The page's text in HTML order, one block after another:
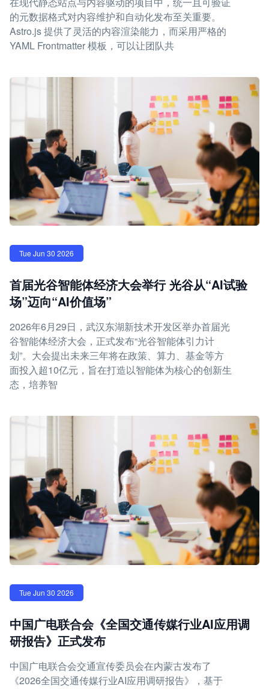
的元数据格式对内容维护和自动化发布至关重要。
Astro.js 提供了灵活的内容渲染能力，而采用严格的
YAML Frontmatter 模板，可以让团队共
Tue Jun 30 2026
首届光谷智能体经济大会举行 光谷从“AI试验
场”迈向“AI价值场”
2026年6月29日，武汉东湖新技术开发区举办首届光
谷智能体经济大会，正式发布“光谷智能体引力计
划”。大会提出未来三年将在政策、算力、基金等方
面投入超10亿元，旨在打造以智能体为核心的创新生
态，培养智
Tue Jun 30 2026
中国广电联合会《全国交通传媒行业AI应用调
研报告》正式发布
中国广电联合会交通宣传委员会在内蒙古发布了
《2026全国交通传媒行业AI应用调研报告》，基于